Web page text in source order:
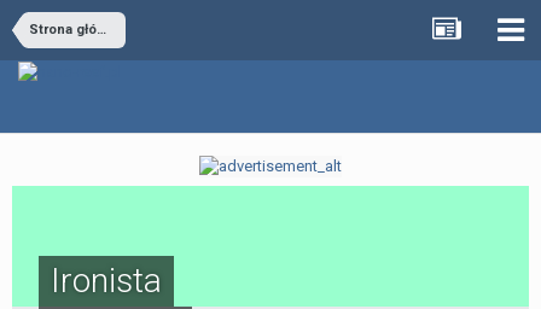
Strona główna
Ironista